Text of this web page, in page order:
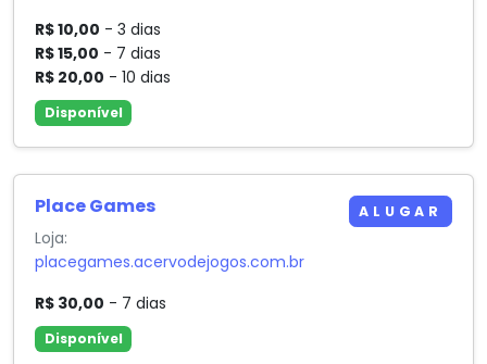
R$ 10,00 - 3 dias
R$ 15,00 - 7 dias
R$ 20,00 - 10 dias
Disponível
Place Games
Loja:
placegames.acervodejogos.com.br
R$ 30,00 - 7 dias
Disponível
ALUGAR